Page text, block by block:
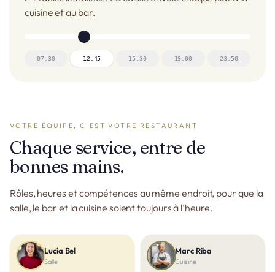
cuisine et au bar.
07:30 12:45 15:30 19:00 23:50
VOTRE ÉQUIPE, C’EST VOTRE RESTAURANT
Chaque service, entre de
bonnes mains.
Rôles, heures et compétences au même endroit, pour que la
salle, le bar et la cuisine soient toujours à l’heure.
Lucía Bel
Salle
Marc Riba
Cuisine